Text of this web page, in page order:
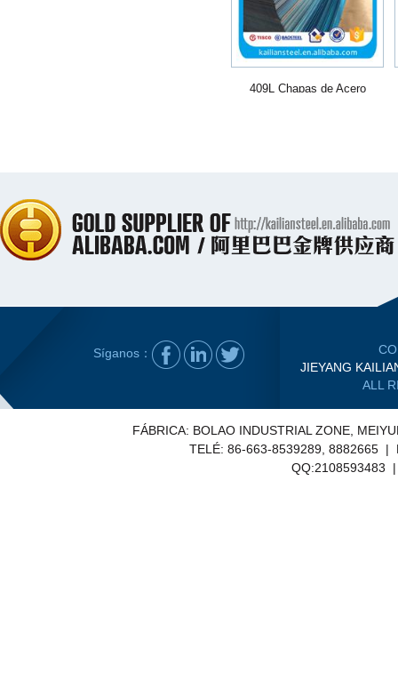
409L Chapas de Acero
Síganos：
JIEYANG
ALL
FÁBRICA: BOLAO INDUSTRIAL ZONE,
TELÉ: 86-663-8539289, 8882665 |
QQ:2108593483